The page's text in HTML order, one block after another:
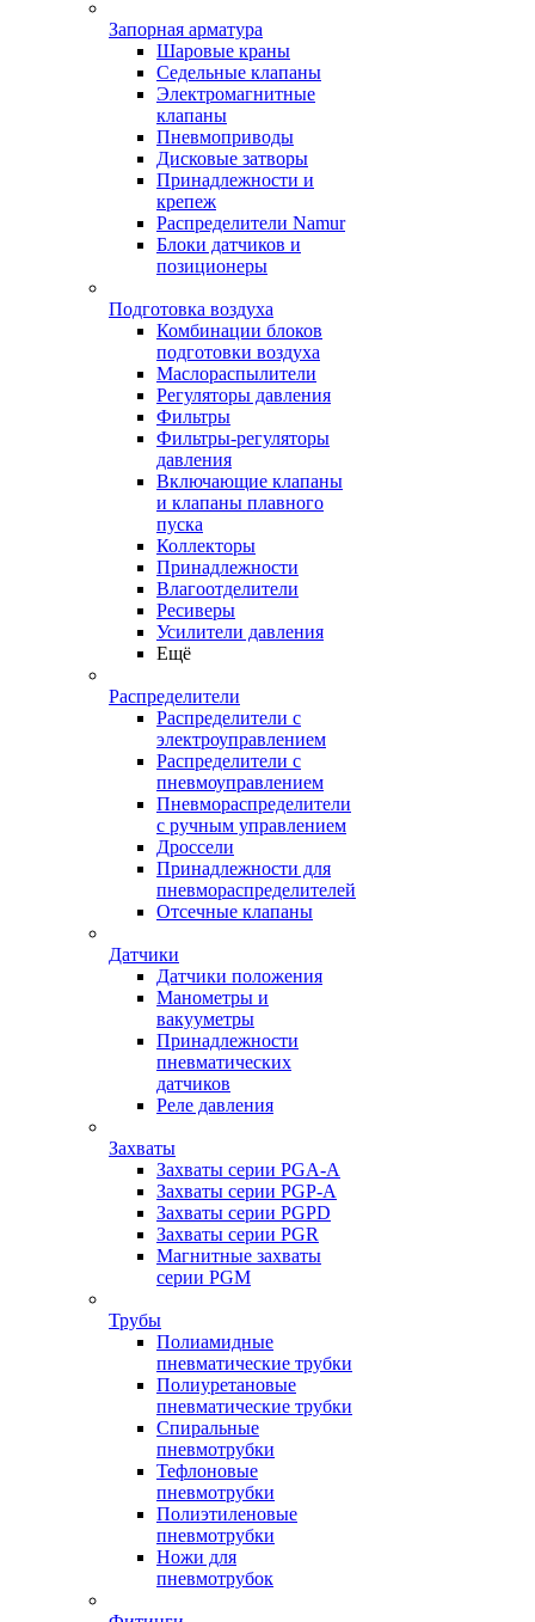
Запорная арматура
Шаровые краны
Седельные клапаны
Электромагнитные
клапаны
Пневмоприводы
Дисковые затворы
Принадлежности и
крепеж
Распределители Namur
Блоки датчиков и
позиционеры
Подготовка воздуха
Комбинации блоков
подготовки воздуха
Маслораспылители
Регуляторы давления
Фильтры
Фильтры-регуляторы
давления
Включающие клапаны
и клапаны плавного
пуска
Коллекторы
Принадлежности
Влагоотделители
Ресиверы
Усилители давления
Ещё
Распределители
Распределители с
электроуправлением
Распределители с
пневмоуправлением
Пневмораспределители
с ручным управлением
Дроссели
Принадлежности для
пневмораспределителей
Отсечные клапаны
Датчики
Датчики положения
Манометры и
вакууметры
Принадлежности
пневматических
датчиков
Реле давления
Захваты
Захваты серии PGA-A
Захваты серии PGP-A
Захваты серии PGPD
Захваты серии PGR
Магнитные захваты
серии PGM
Трубы
Полиамидные
пневматические трубки
Полиуретановые
пневматические трубки
Спиральные
пневмотрубки
Тефлоновые
пневмотрубки
Полиэтиленовые
пневмотрубки
Ножи для
пневмотрубок